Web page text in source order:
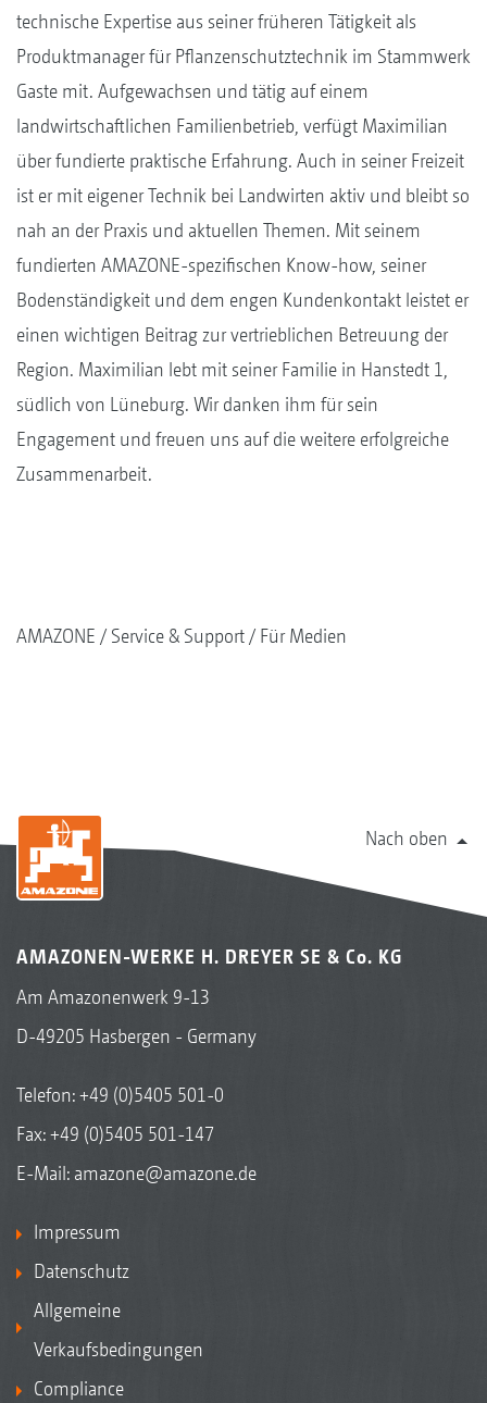
technische Expertise aus seiner früheren Tätigkeit als
Produktmanager für Pflanzenschutztechnik im Stammwerk
Gaste mit. Aufgewachsen und tätig auf einem
landwirtschaftlichen Familienbetrieb, verfügt Maximilian
über fundierte praktische Erfahrung. Auch in seiner Freizeit
ist er mit eigener Technik bei Landwirten aktiv und bleibt so
nah an der Praxis und aktuellen Themen. Mit seinem
fundierten AMAZONE-spezifischen Know-how, seiner
Bodenständigkeit und dem engen Kundenkontakt leistet er
einen wichtigen Beitrag zur vertrieblichen Betreuung der
Region. Maximilian lebt mit seiner Familie in Hanstedt 1,
südlich von Lüneburg. Wir danken ihm für sein
Engagement und freuen uns auf die weitere erfolgreiche
Zusammenarbeit.
AMAZONE Service & Support Für Medien
Nach oben
AMAZONEN-WERKE H. DREYER SE & Co. KG
Am Amazonenwerk 9-13
D-49205 Hasbergen - Germany
Telefon:+49 (0)5405 501-0
Fax: +49 (0)5405 501-147
E-Mail: amazone@amazone.de
Impressum
Datenschutz
Allgemeine
Verkaufsbedingungen
Compliance